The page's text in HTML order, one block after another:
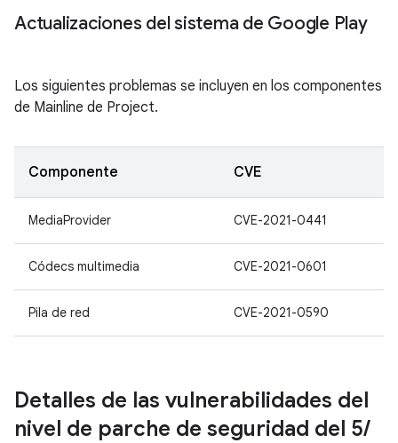
Actualizaciones del sistema de Google Play
Los siguientes problemas se incluyen en los componentes
de Mainline de Project.
Componente CVE
MediaProvider CVE-2021-0441
Códecs multimedia CVE-2021-0601
Pila de red CVE-2021-0590
Detalles de las vulnerabilidades del
nivel de parche de seguridad del 5/